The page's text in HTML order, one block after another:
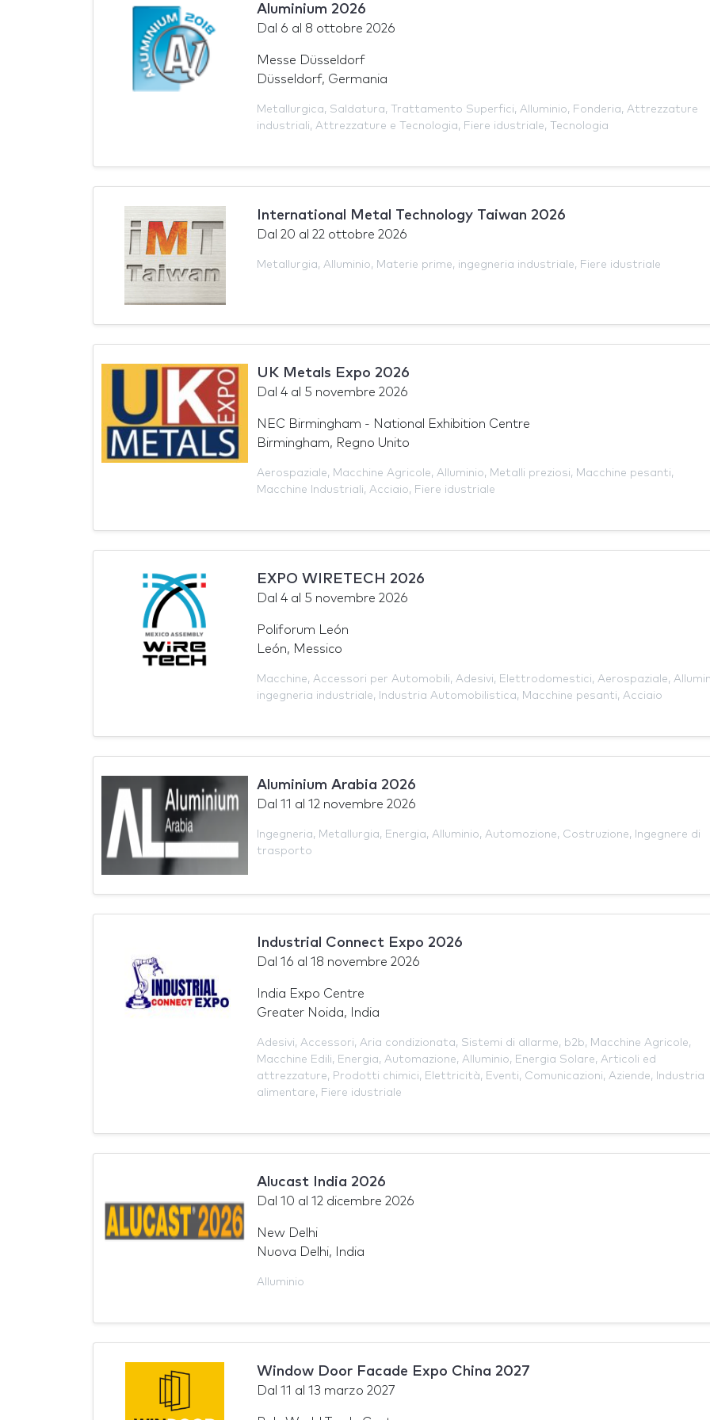
Aluminium 2026
Dal 6 al 8 ottobre 2026
Messe Düsseldorf
Düsseldorf, Germania
Metallurgica, Saldatura, Trattamento Superfici, Alluminio, Fonderia, Attrezzature
industriali, Attrezzature e Tecnologia, Fiere idustriale, Tecnologia
International Metal Technology Taiwan 2026
Dal 20 al 22 ottobre 2026
Metallurgia, Alluminio, Materie prime, ingegneria industriale, Fiere idustriale
UK Metals Expo 2026
Dal 4al 5 novembre 2026
NEC Birmingham - National Exhibition Centre
Birmingham, Regno Unito
Aerospaziale, Macchine Agricole, Alluminio, Metalli preziosi, Macchine pesanti,
Macchine Industriali, Acciaio, Fiere idustriale
EXPO WIRETECH 2026
Dal 4al 5 novembre 2026
Poliforum León
León, Messico
Macchine, Accessori per Automobili, Adesivi, Elettrodomestici, Aerospaziale,
ingegneria industriale, Industria Automobilistica, Macchine pesanti, Acciaio
Aluminium Arabia 2026
Dal 11 al 12 novembre 2026
Ingegneria, Metallurgia, Energia, Alluminio, Automozione, Costruzione,
Ingegnere di
trasporto
Industrial Connect Expo 2026
Dal 16 al 18 novembre 2026
India Expo Centre
Greater Noida, India
Adesivi, Accessori, Aria condizionata, Sistemi di allarme, b2b, Macchine Agricole,
Macchine Edili, Energia, Automazione, Alluminio, Energia Solare, Articoli ed
attrezzature, Prodotti chimici, Elettricità, Eventi, Comunicazioni, Aziende,
Industria
alimentare, Fiere idustriale
Alucast India 2026
Dal 10 al 12 dicembre 2026
New Delhi
Nuova Delhi, India
Alluminio
Window Door Facade Expo China 2027
Dal 11 al 13 marzo 2027